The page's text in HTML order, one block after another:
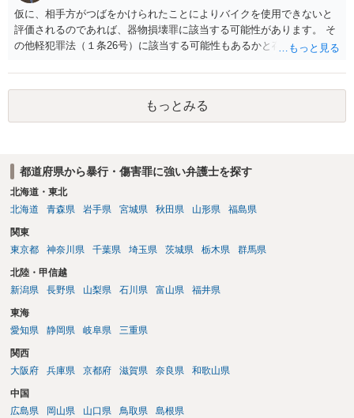
仮に、相手方がつばをかけられたことによりバイクを使用できないと
評価されるのであれば、器物損壊罪に該当する可能性があります。 そ
の他軽犯罪法（１条26号）に該当する可能性もあるかと存じます。 確
ご相談者様の対応によってはご相談者の方にも責任が生じてしまう 可
能性がございますので、冷静にご対応いただくようご留意いただけれ
ばと存じます。 以上、ご参考までに。
もっとみる
都道府県から暴行・傷害罪に強い弁護士を探す
北海道・東北
北海道
青森県 岩手県 宮城県 秋田県 山形県 福島県
関東
東京都
神奈川県 千葉県 埼玉県 茨城県 栃木県 群馬県
北陸・甲信越
新潟県
長野県 山梨県 石川県 富山県 福井県
東海
愛知県
静岡県 岐阜県 三重県
関西
大阪府
兵庫県 京都府 滋賀県 奈良県 和歌山県
中国
広島県
岡山県 山口県 鳥取県 島根県